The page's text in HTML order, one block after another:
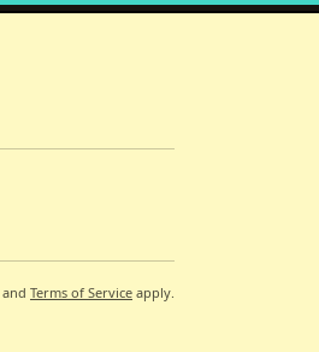
and Terms of Service apply.